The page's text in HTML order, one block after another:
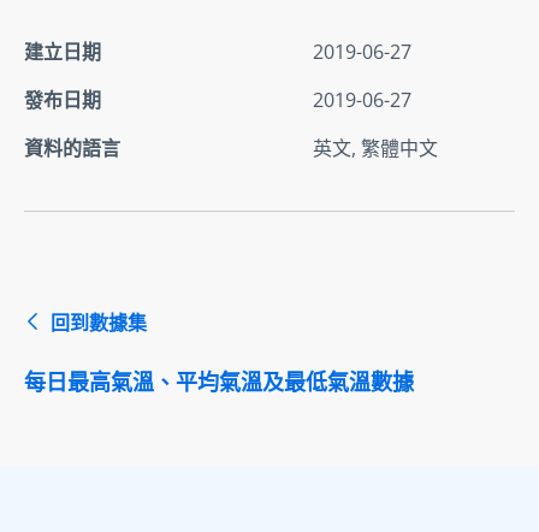
建立日期
2019-06-27
發布日期
2019-06-27
資料的語言
英文, 繁體中文
回到數據集
每日最高氣溫、平均氣溫及最低氣溫數據